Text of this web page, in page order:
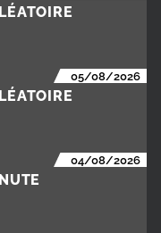
05/08/2026
04/08/2026